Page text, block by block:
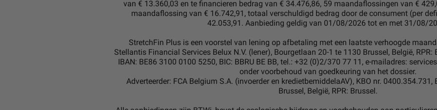
van € 13.360,03 en te financieren bedrag van € 34.476,86, 59 maandaflossingen van €
maandaflossing van € 16.742,91, totaal verschuldigd bedrag door de consument (per
42.053,91. Aanbieding geldig van 01/08/2026 tot en met 31/08/
StretchFin Plus is een voorstel van lening op afbetaling met een laatste verhoogde
Stellantis Financial Services Belux N.V. (lener), Bourgetlaan 20-1 te 1130 Brussel, België, RPR:
IBAN: BE86 3100 0100 5250, BIC: BBRU BE BB, tel.: +32 (0)2/370 77 11, e-mailadres:
onder voorbehoud van goedkeuring van het dossier.
Adverteerder: FCA Belgium S.A. (invoerder en kredietbemiddelaAV), KBO nr. 0400.354.731,
Brussel, België, RPR: Brussel.